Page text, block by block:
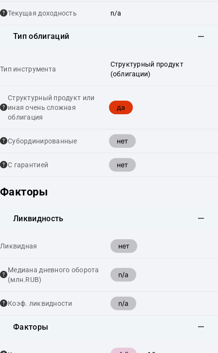
Текущая доходность n/a
Тип облигаций
Тип инструмента
Структурный продукт
(облигации)
Структурный продукт или
иная очень сложная
облигация
да
Cубординированные нет
С гарантией нет
Факторы
Ликвидность
Ликвидная нет
Медиана дневного оборота
(млн.RUB)
n/a
Коэф. ликвидности n/a
Факторы